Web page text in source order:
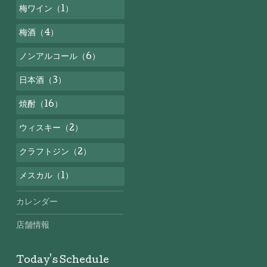
梅ワイン（1）
梅酒（4）
ノンアルコール（6）
日本酒（3）
焼酎（16）
ウィスキー（2）
クラフトジン（2）
メスカル（1）
カレンダー
店舗情報
Today's Schedule